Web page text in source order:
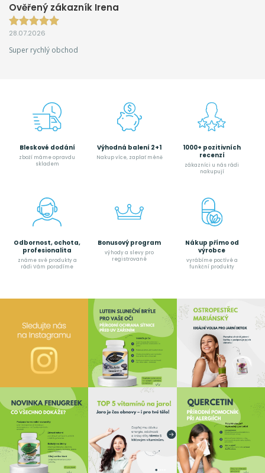
Ověřený zákazník Irena
28.07.2026
Super rychlý obchod
Bleskové dodání
zboží máme opravdu
skladem
Výhodná balení 2+1
Nakup více, zaplať méně
1000+ pozitivních
recenzí
zákazníci u nás rádi
nakupují
Odbornost, ochota,
profesionalita
známe své produkty a
rádi Vám poradíme
Bonusový program
výhody a slevy pro
registrované
Nákup přímo od
výrobce
vyrábíme poctívé a
funkční produkty